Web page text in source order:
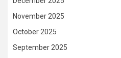
November 2025
October 2025
September 2025